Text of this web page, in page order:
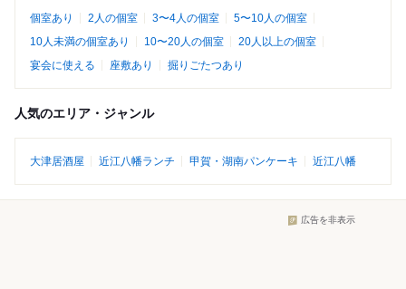
個室あり 2人の個室 3〜4人の個室
5〜10人の個室
10人未満の個室あり
10〜20人の個室
20人以上の個室
宴会に使える
座敷あり 掘りごたつあり
人気のエリア・ジャンル
大津居酒屋 近江八幡ランチ 甲賀・湖南パンケーキ 近江八幡
広告を非表示